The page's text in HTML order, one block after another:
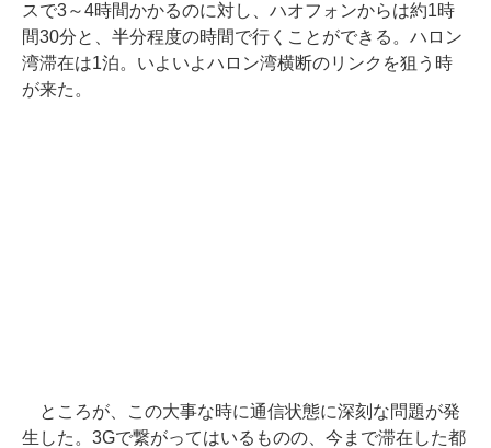
スで3～4時間かかるのに対し、ハオフォンからは約1時
間30分と、半分程度の時間で行くことができる。ハロン
湾滞在は1泊。いよいよハロン湾横断のリンクを狙う時
が来た。
ところが、この大事な時に通信状態に深刻な問題が発
生した。3Gで繋がってはいるものの、今まで滞在した都